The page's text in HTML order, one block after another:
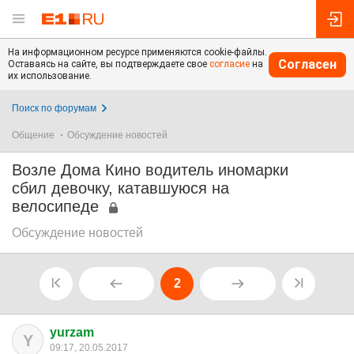
На информационном ресурсе применяются cookie-файлы.
Оставаясь на сайте, вы подтверждаете свое согласие на
их использование.
Согласен
Поиск по форумам
Общение Обсуждение новостей
Возле Дома Кино водитель иномарки
сбил девочку, катавшуюся на
велосипеде
Обсуждение новостей
2
Y yurzam
09:17, 20.05.2017